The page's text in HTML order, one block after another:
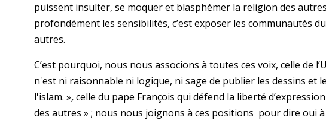
puissent insulter, se moquer et blasphémer la religion des
profondément les sensibilités, c’est exposer les communautés
autres.
C’est pourquoi, nous nous associons à toutes ces voix, celle de
n'est ni raisonnable ni logique, ni sage de publier les dessins
l'islam. »,celle du pape François qui défend la liberté
des autres » ; nous nous joignons à ces positions pour dire oui